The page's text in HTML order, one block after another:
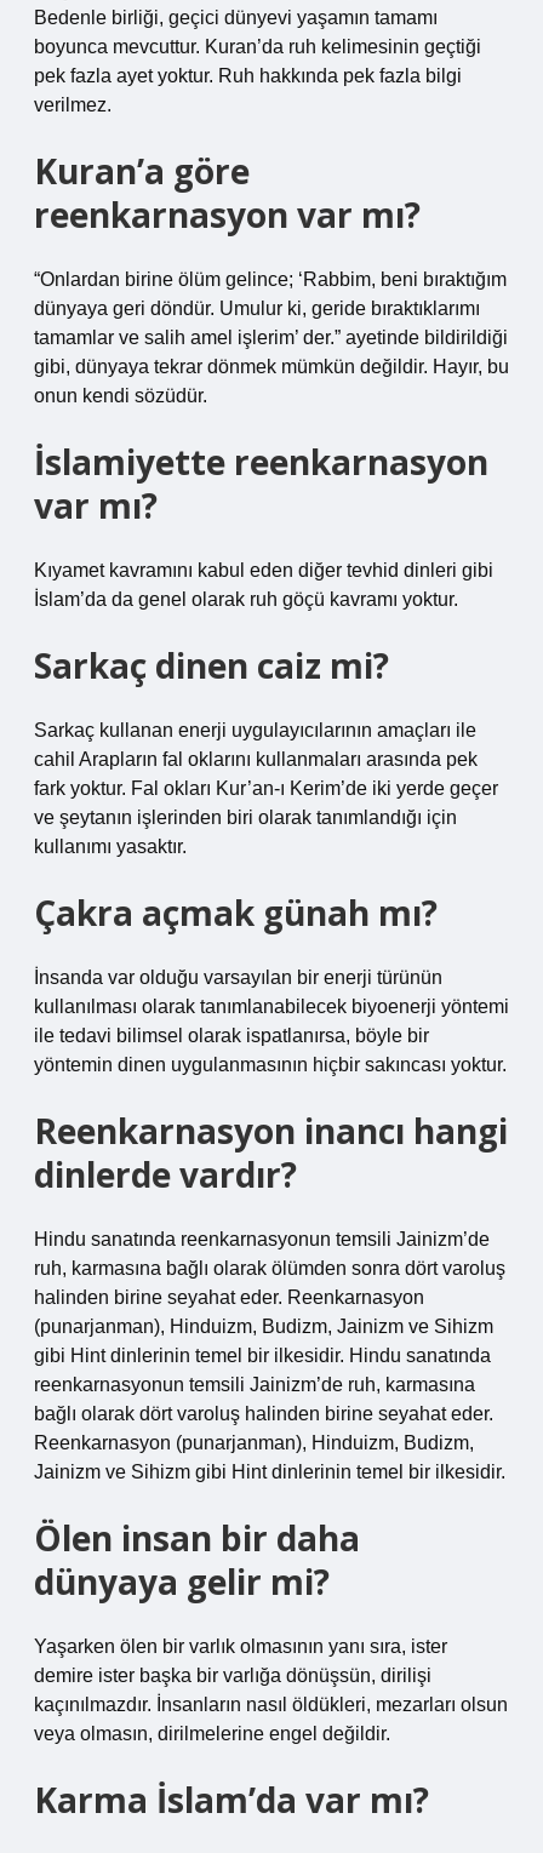
Bedenle birliği, geçici dünyevi yaşamın tamamı
boyunca mevcuttur. Kuran’da ruh kelimesinin geçtiği
pek fazla ayet yoktur. Ruh hakkında pek fazla bilgi
verilmez.
Kuran’a göre
reenkarnasyon var mı?
“Onlardan birine ölüm gelince; ‘Rabbim, beni bıraktığım
dünyaya geri döndür. Umulur ki, geride bıraktıklarımı
tamamlar ve salih amel işlerim’ der.” ayetinde bildirildiği
gibi, dünyaya tekrar dönmek mümkün değildir. Hayır, bu
onun kendi sözüdür.
İslamiyette reenkarnasyon
var mı?
Kıyamet kavramını kabul eden diğer tevhid dinleri gibi
İslam’da da genel olarak ruh göçü kavramı yoktur.
Sarkaç dinen caiz mi?
Sarkaç kullanan enerji uygulayıcılarının amaçları ile
cahil Arapların fal oklarını kullanmaları arasında pek
fark yoktur. Fal okları Kur’an-ı Kerim’de iki yerde geçer
ve şeytanın işlerinden biri olarak tanımlandığı için
kullanımı yasaktır.
Çakra açmak günah mı?
İnsanda var olduğu varsayılan bir enerji türünün
kullanılması olarak tanımlanabilecek biyoenerji yöntemi
ile tedavi bilimsel olarak ispatlanırsa, böyle bir
yöntemin dinen uygulanmasının hiçbir sakıncası yoktur.
Reenkarnasyon inancı hangi
dinlerde vardır?
Hindu sanatında reenkarnasyonun temsili Jainizm’de
ruh, karmasına bağlı olarak ölümden sonra dört varoluş
halinden birine seyahat eder. Reenkarnasyon
(punarjanman), Hinduizm, Budizm, Jainizm ve Sihizm
gibi Hint dinlerinin temel bir ilkesidir. Hindu sanatında
reenkarnasyonun temsili Jainizm’de ruh, karmasına
bağlı olarak dört varoluş halinden birine seyahat eder.
Reenkarnasyon (punarjanman), Hinduizm, Budizm,
Jainizm ve Sihizm gibi Hint dinlerinin temel bir ilkesidir.
Ölen insan bir daha
dünyaya gelir mi?
Yaşarken ölen bir varlık olmasının yanı sıra, ister
demire ister başka bir varlığa dönüşsün, dirilişi
kaçınılmazdır. İnsanların nasıl öldükleri, mezarları olsun
veya olmasın, dirilmelerine engel değildir.
Karma İslam’da var mı?